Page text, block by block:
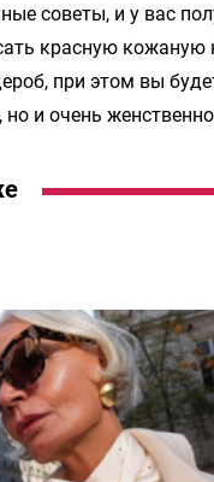
советы, и у вас
красную кожаную
при этом вы
и очень